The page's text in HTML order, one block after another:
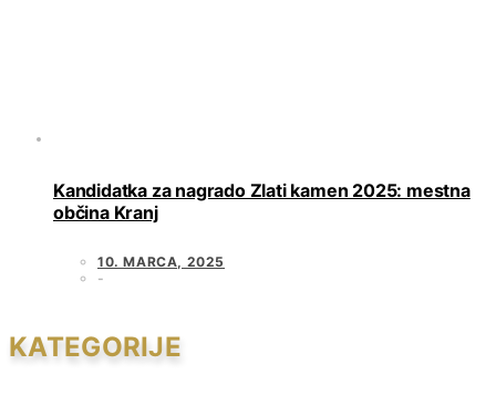
Kandidatka za nagrado Zlati kamen 2025: mestna
občina Kranj
10. MARCA, 2025
KATEGORIJE